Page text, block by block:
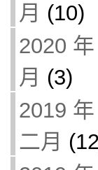
月 (10)
2020
月 (3)
2019
二月